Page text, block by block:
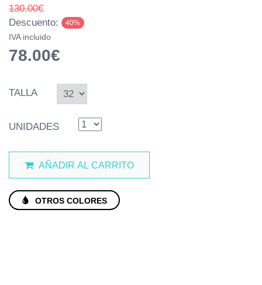
130.00€
Descuento:
40%
IVA incluido
78.00€
TALLA
UNIDADES
AÑADIR AL CARRITO
OTROS COLORES